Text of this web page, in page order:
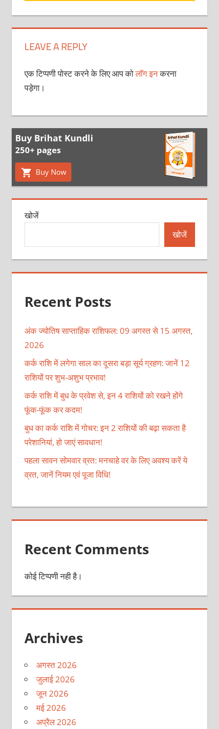
LEAVE A REPLY
एक टिप्पणी पोस्ट करने के लिए आप कोलॉग इनकरना
पड़ेगा।
Buy Brihat Kundli
250+ pages
Buy Now
खोजें
खोजें
Recent Posts
अंक ज्योतिष साप्ताहिक राशिफल: 09 अगस्त से 15 अगस्त,
2026
कर्क राशि में लगेगा साल का दूसरा बड़ा सूर्य ग्रहण: जानें 12
राशियों पर शुभ-अशुभ प्रभाव!
कर्क राशि में बुध के प्रवेश से, इन 4 राशियों को रखने होंगे
फूंक-फूंक कर कदम!
बुध का कर्क राशि में गोचर: इन 2 राशियों की बढ़ा सकता है
परेशानियां, हो जाएं सावधान!
पहला सावन सोमवार व्रत: मनचाहे वर के लिए अवश्य करें ये
व्रत, जानें नियम एवं पूजा विधि!
Recent Comments
कोई टिप्पणी नही है।
Archives
अगस्त 2026
जुलाई 2026
जून 2026
मई 2026
अप्रैल 2026